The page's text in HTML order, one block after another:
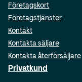
Företagskort
Företagstjänster
Kontakt
Kontakta säljare
Kontakta återförsäljare
Privatkund